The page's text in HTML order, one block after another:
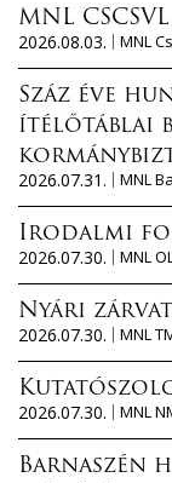
MNL
2026.08.03.
MNL
Száz éve
ítélőtáblai
2026.07.31.
MNL
Irodalmi
2026.07.30.
MNL
Nyári
2026.07.30.
MNL
2026.07.30.
MNL
Barnaszén